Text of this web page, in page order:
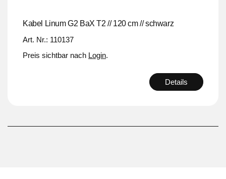
Kabel Linum G2 BaX T2 // 120 cm // schwarz
Art. Nr.: 110137
Preis sichtbar nach Login.
Details